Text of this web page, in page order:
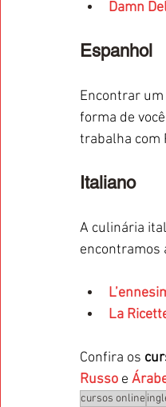
Damn
Espanhol
Encontrar
forma de
trabalha com
Italiano
A culinária
encontramos
La
Confira os
Russo e
cursos online